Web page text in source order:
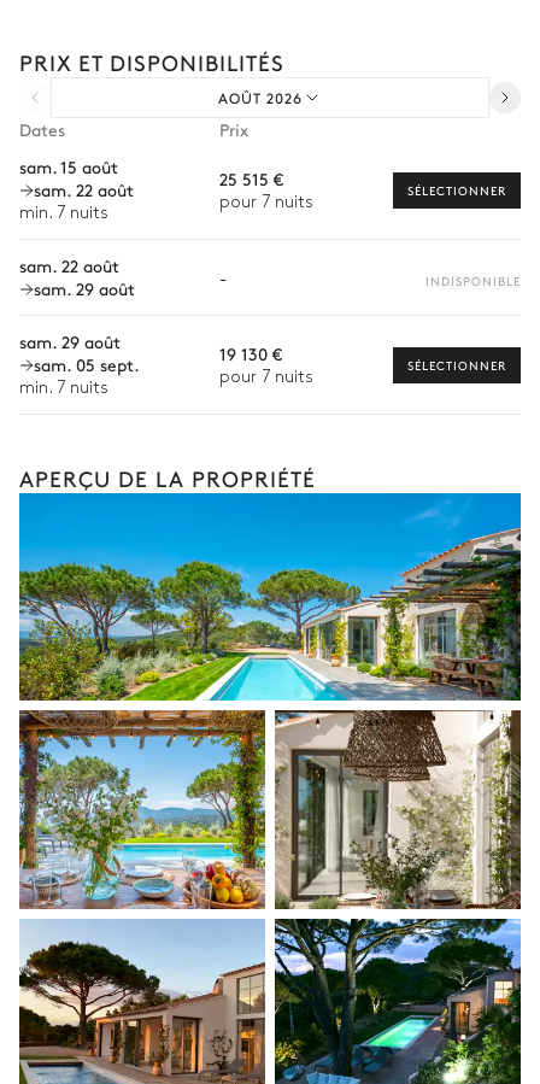
Chauffée · Au sel
Dimensions : L = 3m, l = 12m,
Jardin
Transfert à l'arrivée et au départ
Courses livrées avant l'arrivée
Chef à domicile
Bien-être à domicile
Location de vélo
Visites guidées et excursions
Les services et expériences proposés peuvent varier selon la
saison, la destination ou la disponibilité. Notre conciergerie
vous guidera vers les offres disponibles pour votre séjour.
PRIX ET DISPONIBILITÉS
AOÛT 2026
Dates
Prix
sam. 15 août
sam. 22 août
min. 7 nuits
25 515 €
pour 7 nuits
SÉLECTIONNER
sam. 22 août
sam. 29 août
- INDISPONIBLE
sam. 29 août
sam. 05 sept.
min. 7 nuits
19 130 €
pour 7 nuits
SÉLECTIONNER
APERÇU DE LA PROPRIÉTÉ